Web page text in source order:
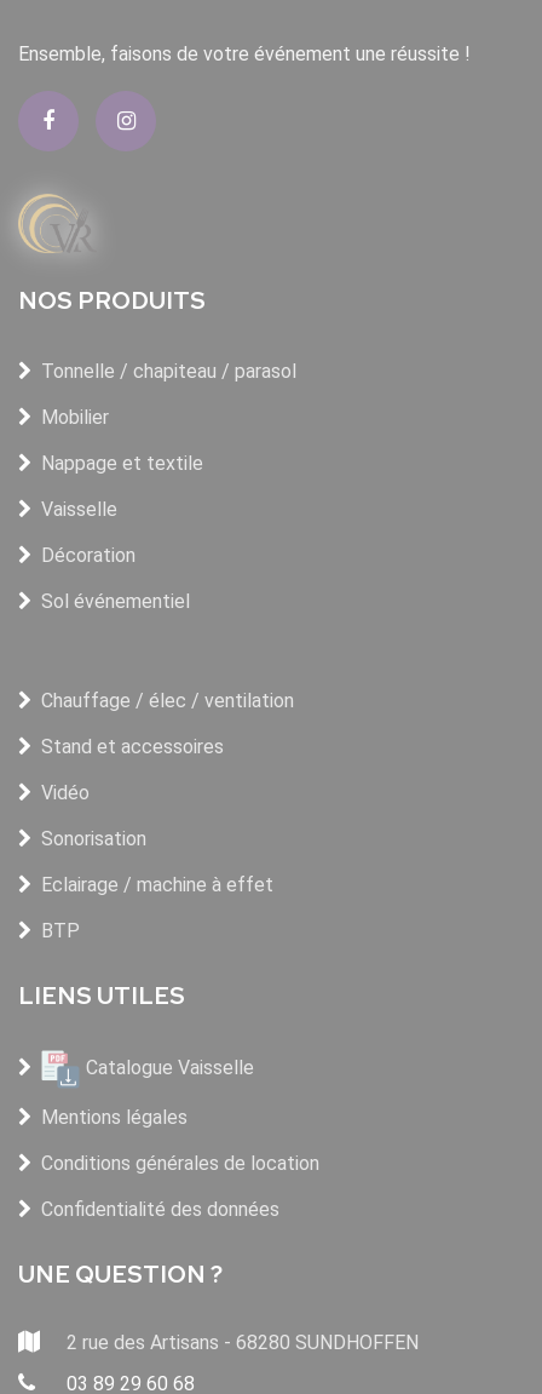
Ensemble, faisons de votre événement une réussite !
NOS PRODUITS
Tonnelle / chapiteau / parasol
Mobilier
Nappage et textile
Vaisselle
Décoration
Sol événementiel
Chauffage / élec / ventilation
Stand et accessoires
Vidéo
Sonorisation
Eclairage / machine à effet
BTP
LIENS UTILES
Catalogue Vaisselle
Mentions légales
Conditions générales de location
Confidentialité des données
UNE QUESTION ?
2 rue des Artisans - 68280 SUNDHOFFEN
03 89 29 60 68